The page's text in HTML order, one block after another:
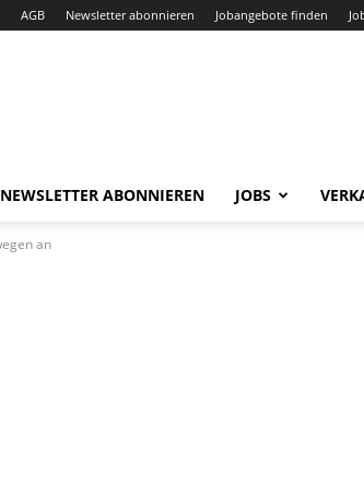
AGB Newsletter abonnieren Jobangebote finden
NEWSLETTER ABONNIEREN JOBS
an